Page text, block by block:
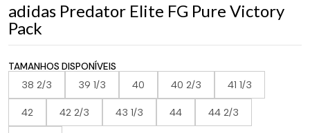
adidas Predator Elite FG Pure Victory
Pack
TAMANHOS DISPONÍVEIS
38 2/3 39 1/3 40 40 2/3 41 1/3
42 42 2/3 43 1/3 44 44 2/3